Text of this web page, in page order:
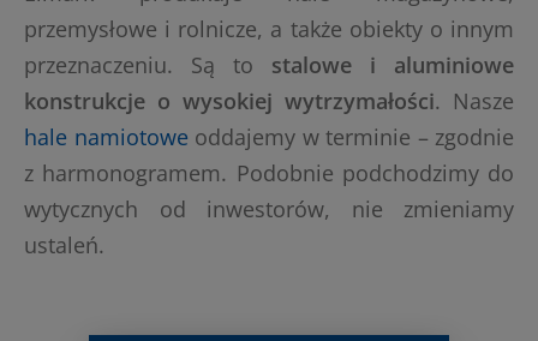
przemysłowe i rolnicze, a także obiekty o innym
przeznaczeniu. Są to stalowe i aluminiowe
konstrukcje o wysokiej wytrzymałości. Nasze
hale namiotowe oddajemy w terminie – zgodnie
z harmonogramem. Podobnie podchodzimy do
wytycznych od inwestorów, nie zmieniamy
ustaleń.